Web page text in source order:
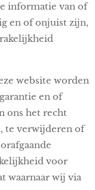
informatie van of
en of onjuist zijn,
website worden
en of
ons het recht
te verwijderen of
voor
waarnaar wij via